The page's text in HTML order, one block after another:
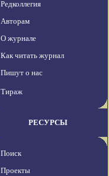
Редколлегия
Авторам
О журнале
Как читать журнал
Пишут о нас
Тираж
РЕСУРСЫ
Поиск
Проекты